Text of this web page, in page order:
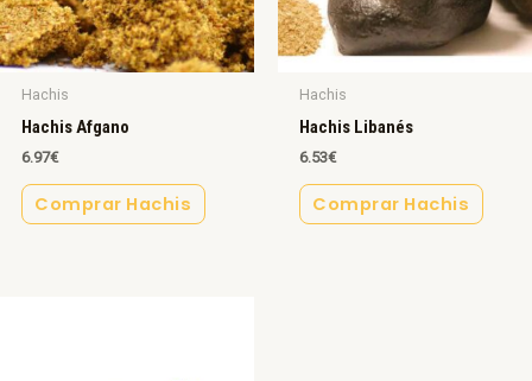
Hachis
Hachis Afgano
6.97€
Comprar Hachis
Hachis
Hachis Libanés
6.53€
Comprar Hachis